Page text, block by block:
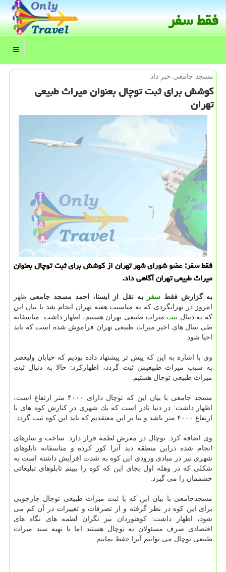
فقط سفر
منو
مسجد جامعی خبر داد
كوشش برای ثبت توچال بعنوان میراث طبیعی
تهران
فقط سفر: عضو شورای شهر تهران از كوشش برای ثبت توچال بعنوان
میراث طبیعی تهران آگاهی داد.
به گزارش فقطسفر به نقل از ایسنا، احمد مسجد جامعی ظهر
امروز در تهرانگردی كه به مناسبت هفته تهران انجام شد با بیان این
كه به دنبال ثبت میراث طبیعی تهران هستیم، اظهار داشت: متاسفانه
طی سال های اخیر میراث طبیعی تهران فراموش شده است كه باید
احیا شود.
وی با اشاره به این كه پیش تر پیشنهاد داده بودیم كه خیابان ولیعصر
به سبب میراث طبیعیش ثبت گردد، اظهاركرد: حالا به دنبال ثبت
میراث طبیعی توچال هستیم.
مسجد جامعی با بیان این كه توچال دارای ۴۰۰۰ متر ارتفاع است،
اظهار داشت: در دنیا نادر است كه یك شهری در كنارش كوه های با
ارتفاع ۴۰۰۰ متر باشد و بنا بر این معتقدیم كه باید این كوه ثبت گردد.
وی اضافه كرد: توچال در معرض لطمه قرار دارد. ساخت و سازهای
انجام شده دراین منطقه دید آنرا كور كرده و متاسفانه تابلوهای
شهری نیز در مبادی ورودی این كوه به شدت افزایش داشته است به
شكلی كه در وهله اول بجای این كه كوه را ببینم تابلوهای تبلیغاتی
چشممان را می گیرد.
مسجدجامعی با بیان این كه با ثبت میراث طبیعی توچال چارچوبی
برای این كوه در نظر گرفته و از تصرفات و تغییرات در آن كم می
شود، اظهار داشت: كوهنوردان نیز نگران لطمه های نگاه های
اقتصادی صرف مسئولان به توچال هستند اما با تهیه سند میراث
طبیعی توچال می توانیم آنرا حفظ نماییم.